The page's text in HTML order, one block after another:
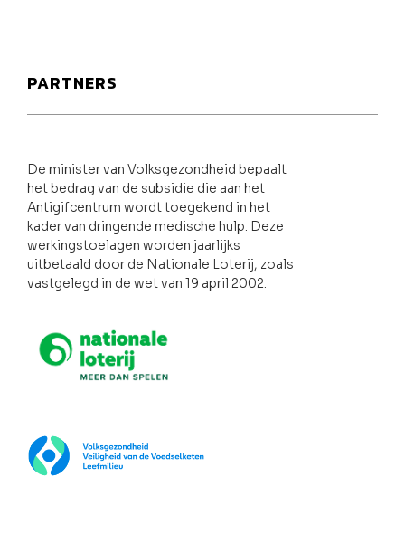
PARTNERS
De minister van Volksgezondheid bepaalt
het bedrag van de subsidie die aan het
Antigifcentrum wordt toegekend in het
kader van dringende medische hulp. Deze
werkingstoelagen worden jaarlijks
uitbetaald door de Nationale Loterij, zoals
vastgelegd in de wet van 19 april 2002.
Nationale loterij